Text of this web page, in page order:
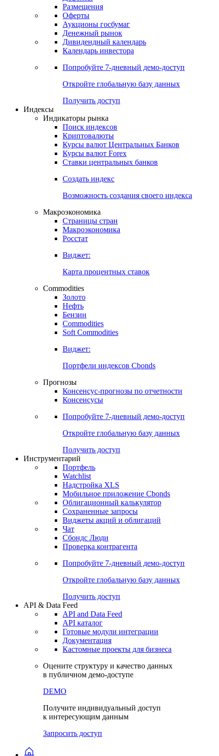
Получить доступ
Календарь
Календарь событий
Дефолты
Размещения
Оферты
Денежный рынок
Календарь инвестора
Попробуйте7-дневный
Откройте глобальную базу данных
Получить доступ
Индикаторы рынка
Поиск индексов
Курсы валют Центральных Банков
Ставки центральных банков
Создать индекс
Возможность создания своего индекса
Страницы стран
Росстат
Виджет:
Карта процентных ставок
Commodities
Золото
Бензин
Soft Commodities
Виджет:
Портфели индексов Cbonds
Прогнозы
Консенсусы
Попробуйте7-дневный
Откройте глобальную базу данных
Получить доступ
Инструментарий
Портфель
Watchlist
Надстройка XLS
Мобильное приложение Cbonds
Облигационный калькулятор
Сохраненные запросы
Чат
Проверка контрагента
Попробуйте7-дневный
Откройте глобальную базу данных
Получить доступ
API & Data Feed
API and Data Feed
Готовые модули интеграции
Документация
в публичном демо-доступе